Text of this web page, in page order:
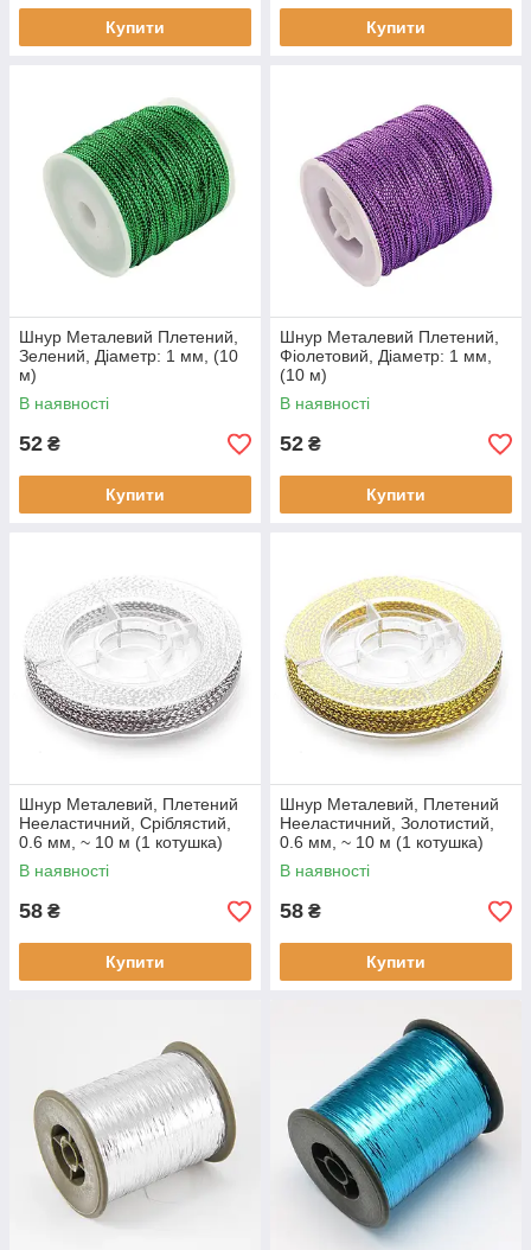
Купити Купити
Шнур Металевий Плетений,
Зелений, Діаметр: 1 мм, (10
м)
В наявності
52 ₴
Купити
Шнур Металевий Плетений,
Фіолетовий, Діаметр: 1 мм,
(10 м)
В наявності
52 ₴
Купити
Шнур Металевий, Плетений
Нееластичний, Сріблястий,
0.6 мм, ~ 10 м (1 котушка)
В наявності
58 ₴
Купити
Шнур Металевий, Плетений
Нееластичний, Золотистий,
0.6 мм, ~ 10 м (1 котушка)
В наявності
58 ₴
Купити